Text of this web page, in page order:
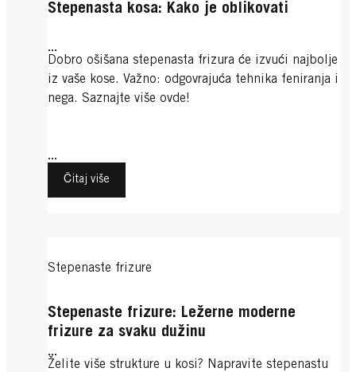
Stepenasta kosa: Kako je oblikovati
...
Dobro ošišana stepenasta frizura će izvući najbolje
iz vaše kose. Važno: odgovrajuća tehnika feniranja i
nega. Saznajte više ovde!
...
Čitaj više
Stepenaste frizure
Stepenaste frizure: Ležerne moderne
frizure za svaku dužinu
...
Želite više strukture u kosi? Napravite stepenastu